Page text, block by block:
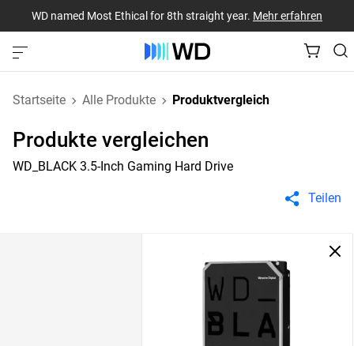
WD named Most Ethical for 8th straight year. Mehr erfahren
Startseite Alle Produkte Produktvergleich
Produkte vergleichen
WD_BLACK 3.5-Inch Gaming Hard Drive
Teilen